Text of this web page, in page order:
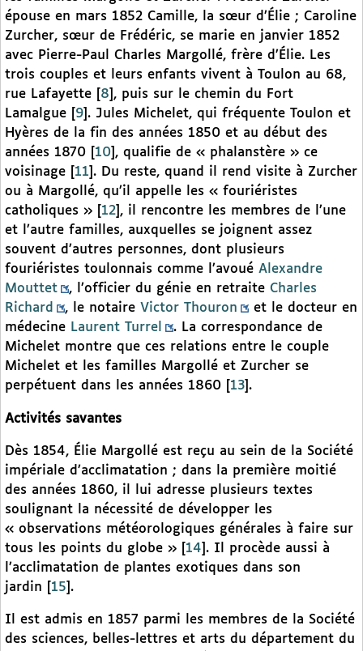
épouse en mars 1852 Camille, la sœur d’Élie ; Caroline
Zurcher, sœur de Frédéric, se marie en janvier 1852
avec Pierre-Paul Charles Margollé, frère d’Élie. Les
trois couples et leurs enfants vivent à Toulon au 68,
rue Lafayette
8 , puis sur le chemin du Fort
Lamalgue
9 . Jules Michelet, qui fréquente Toulon et
Hyères de la fin des années 1850 et au début des
années 1870
10 , qualifie de « phalanstère » ce
voisinage
11 . Du reste, quand il rend visite à Zurcher
ou à Margollé, qu’il appelle les « fouriéristes
catholiques »
12 , il rencontre les membres de l’une
et l’autre familles, auxquelles se joignent assez
souvent d’autres personnes, dont plusieurs
fouriéristes toulonnais comme l’avoué Alexandre
Mouttet
, l’officier du génie en retraite Charles
Richard
, le notaire Victor Thouron
et le docteur en
médecine Laurent Turrel
. La correspondance de
Michelet montre que ces relations entre le couple
Michelet et les familles Margollé et Zurcher se
perpétuent dans les années 1860
13 .
Activités savantes
Dès 1854, Élie Margollé est reçu au sein de la Société
impériale d’acclimatation ; dans la première moitié
des années 1860, il lui adresse plusieurs textes
soulignant la nécessité de développer les
« observations météorologiques générales à faire sur
tous les points du globe »
14 . Il procède aussi à
l’acclimatation de plantes exotiques dans son
jardin
15 .
Il est admis en 1857 parmi les membres de la Société
des sciences, belles-lettres et arts du département du